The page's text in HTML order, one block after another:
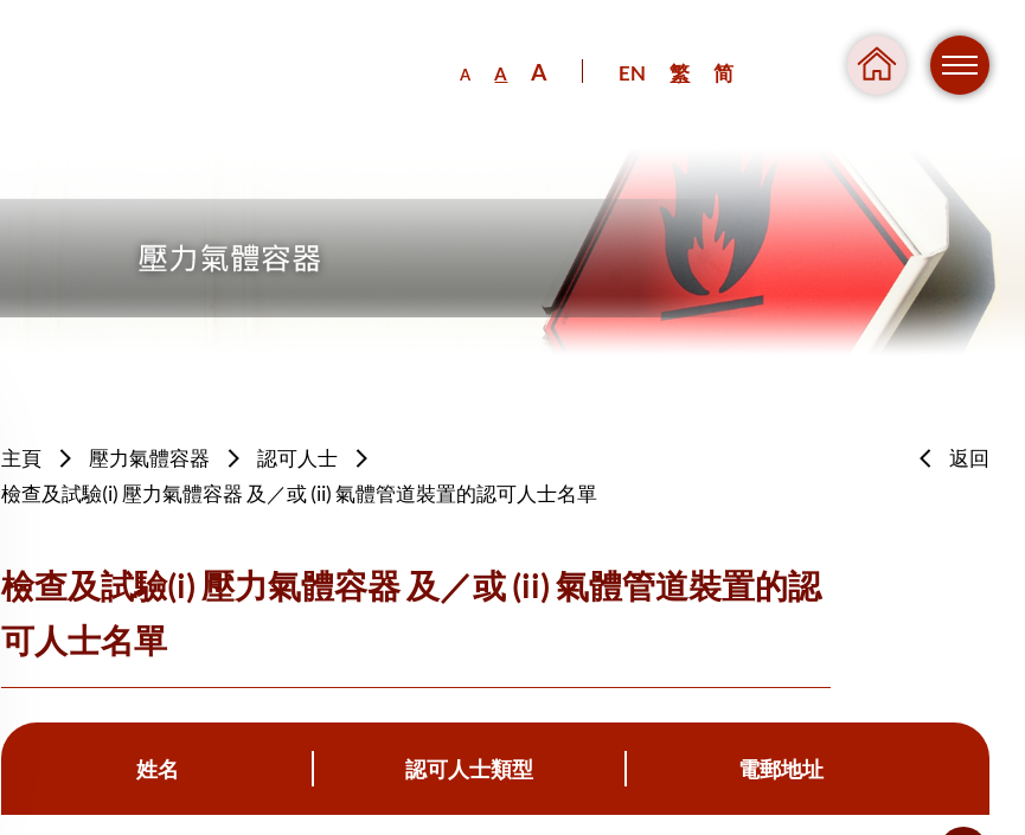
A A A EN 繁 简
危險
壓力
主頁 壓力氣體容器
認可人士
檢查及試驗(i) 壓力氣體容器 及／或 (ii) 氣體管道裝置的認可人士名單
返回
檢查及試驗(i) 壓力氣體容器 及／或 (ii) 氣體管道裝置的認
可人士名單
姓名 認可人士類型 電郵地址